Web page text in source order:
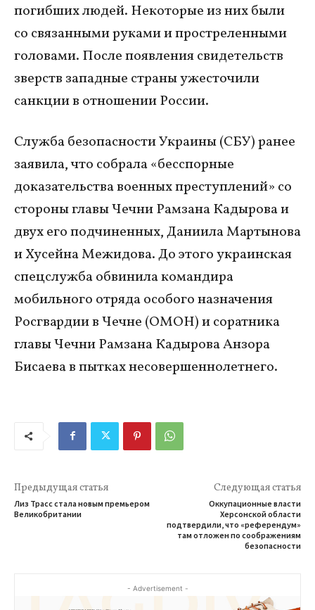
погибших людей. Некоторые из них были
со связанными руками и простреленными
головами. После появления свидетельств
зверств западные страны ужесточили
санкции в отношении России.
Служба безопасности Украины (СБУ) ранее
заявила, что собрала «бесспорные
доказательства военных преступлений» со
стороны главы Чечни Рамзана Кадырова и
двух его подчиненных, Даниила Мартынова
и Хусейна Межидова. До этого украинская
спецслужба обвинила командира
мобильного отряда особого назначения
Росгвардии в Чечне (ОМОН) и соратника
главы Чечни Рамзана Кадырова Анзора
Бисаева в пытках несовершеннолетнего.
Предыдущая статья
Лиз Трасс стала новым премьером
Великобритании
Следующая статья
Оккупационные власти
Херсонской области
подтвердили, что «референдум»
там отложен по соображениям
безопасности
- Advertisement -